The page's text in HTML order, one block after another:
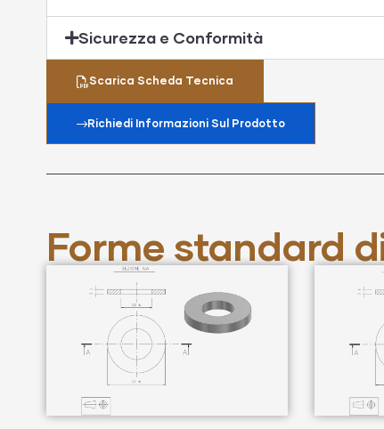
Sicurezza e Conformità
Scarica Scheda Tecnica
Richiedi Informazioni Sul Prodotto
Forme standard